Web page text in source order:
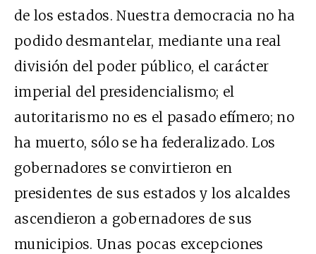
de los estados. Nuestra democracia no ha
podido desmantelar, mediante una real
división del poder público, el carácter
imperial del presidencialismo; el
autoritarismo no es el pasado efímero; no
ha muerto, sólo se ha federalizado. Los
gobernadores se convirtieron en
presidentes de sus estados y los alcaldes
ascendieron a gobernadores de sus
municipios. Unas pocas excepciones